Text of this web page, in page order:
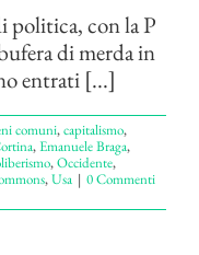
politica, con la P
di merda in
entrati [...]
comuni,capitalismo,
,Emanuele Braga,
,Occidente,
,Usa | 0 Commenti